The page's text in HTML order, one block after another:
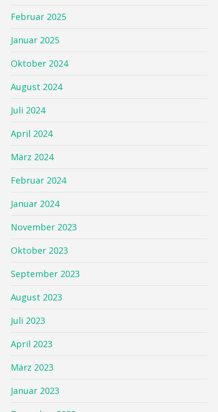
Februar 2025
Januar 2025
Oktober 2024
August 2024
Juli 2024
April 2024
März 2024
Februar 2024
Januar 2024
November 2023
Oktober 2023
September 2023
August 2023
Juli 2023
April 2023
März 2023
Januar 2023